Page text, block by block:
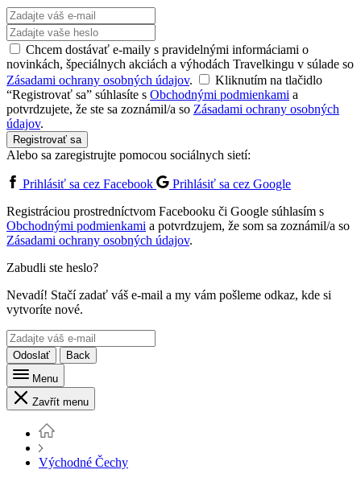
Chcem dostávať e-maily s pravidelnými informáciami o
novinkách, špeciálnych akciách a výhodách Travelkingu v súlade so
Zásadami ochrany osobných údajov.
Kliknutím na tlačidlo
“Registrovať sa” súhlasíte s Obchodnými podmienkami a
potvrdzujete, že ste sa zoznámil/a so Zásadami ochrany osobných
údajov.
Registrovať sa
Alebo sa zaregistrujte pomocou sociálnych sietí:
Prihlásiť sa cez Facebook
Prihlásiť sa cez Google
Registráciou prostredníctvom Facebooku či Google súhlasím s
Obchodnými podmienkami a potvrdzujem, že som sa zoznámil/a so
Zásadami ochrany osobných údajov.
Zabudli ste heslo?
Nevadí! Stačí zadať váš e-mail a my vám pošleme odkaz, kde si
vytvoríte nové.
Odoslať
Back
Menu
Zavřít menu
Východné Čechy